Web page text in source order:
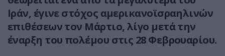
Ιράν, έγινε στόχος αμερικανοϊσραηλινών
επιθέσεων τον Μάρτιο, λίγο μετά την
έναρξη του πολέμου στις 28 Φεβρουαρίου.